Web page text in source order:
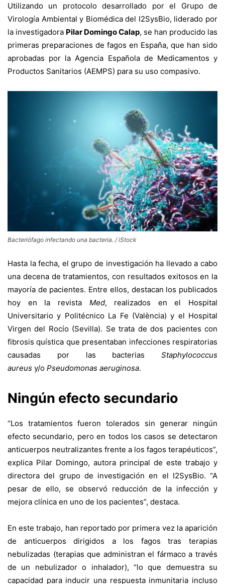
Utilizando un protocolo desarrollado por el Grupo de
Virología Ambiental y Biomédica del I2SysBio, liderado por
la investigadora Pilar Domingo Calap, se han producido las
primeras preparaciones de fagos en España, que han sido
aprobadas por la Agencia Española de Medicamentos y
Productos Sanitarios (AEMPS) para su uso compasivo.
Bacteriófago infectando una bacteria. / iStock
Hasta la fecha, el grupo de investigación ha llevado a cabo
una decena de tratamientos, con resultados exitosos en la
mayoría de pacientes. Entre ellos, destacan los publicados
hoy en la revista Med, realizados en el Hospital
Universitario y Politécnico La Fe (València) y el Hospital
Virgen del Rocío (Sevilla). Se trata de dos pacientes con
fibrosis quística que presentaban infecciones respiratorias
causadas por las bacterias Staphylococcus
aureus y/o Pseudomonas aeruginosa.
Ningún efecto secundario
“Los tratamientos fueron tolerados sin generar ningún
efecto secundario, pero en todos los casos se detectaron
anticuerpos neutralizantes frente a los fagos terapéuticos”,
explica Pilar Domingo, autora principal de este trabajo y
directora del grupo de investigación en el I2SysBio. “A
pesar de ello, se observó reducción de la infección y
mejora clínica en uno de los pacientes”, destaca.
En este trabajo, han reportado por primera vez la aparición
de anticuerpos dirigidos a los fagos tras terapias
nebulizadas (terapias que administran el fármaco a través
de un nebulizador o inhalador), “lo que demuestra su
capacidad para inducir una respuesta inmunitaria incluso